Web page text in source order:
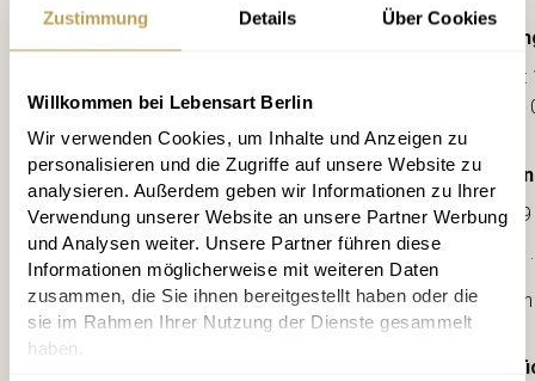
Zustimmung Details Über Cookies
Willkommen bei Lebensart Berlin
Wir verwenden Cookies, um Inhalte und Anzeigen zu
personalisieren und die Zugriffe auf unsere Website zu
analysieren. Außerdem geben wir Informationen zu Ihrer
Verwendung unserer Website an unsere Partner Werbung
und Analysen weiter. Unsere Partner führen diese
Informationen möglicherweise mit weiteren Daten
zusammen, die Sie ihnen bereitgestellt haben oder die
sie im Rahmen Ihrer Nutzung der Dienste gesammelt
haben.
Mo-
Sa:
030 /